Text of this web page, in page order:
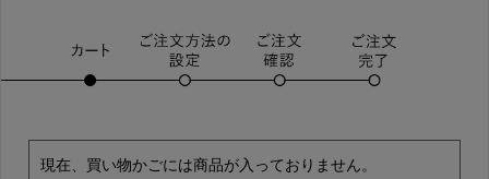
現在、買い物かごには商品が入っておりません。